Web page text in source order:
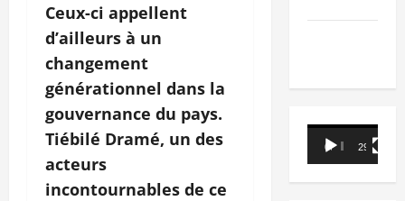
Ceux-ci appellent
d’ailleurs à un
changement
générationnel dans la
gouvernance du pays.
Tiébilé Dramé, un des
acteurs
incontournables de ce
Lecteur
vidéo
00:00 29:21